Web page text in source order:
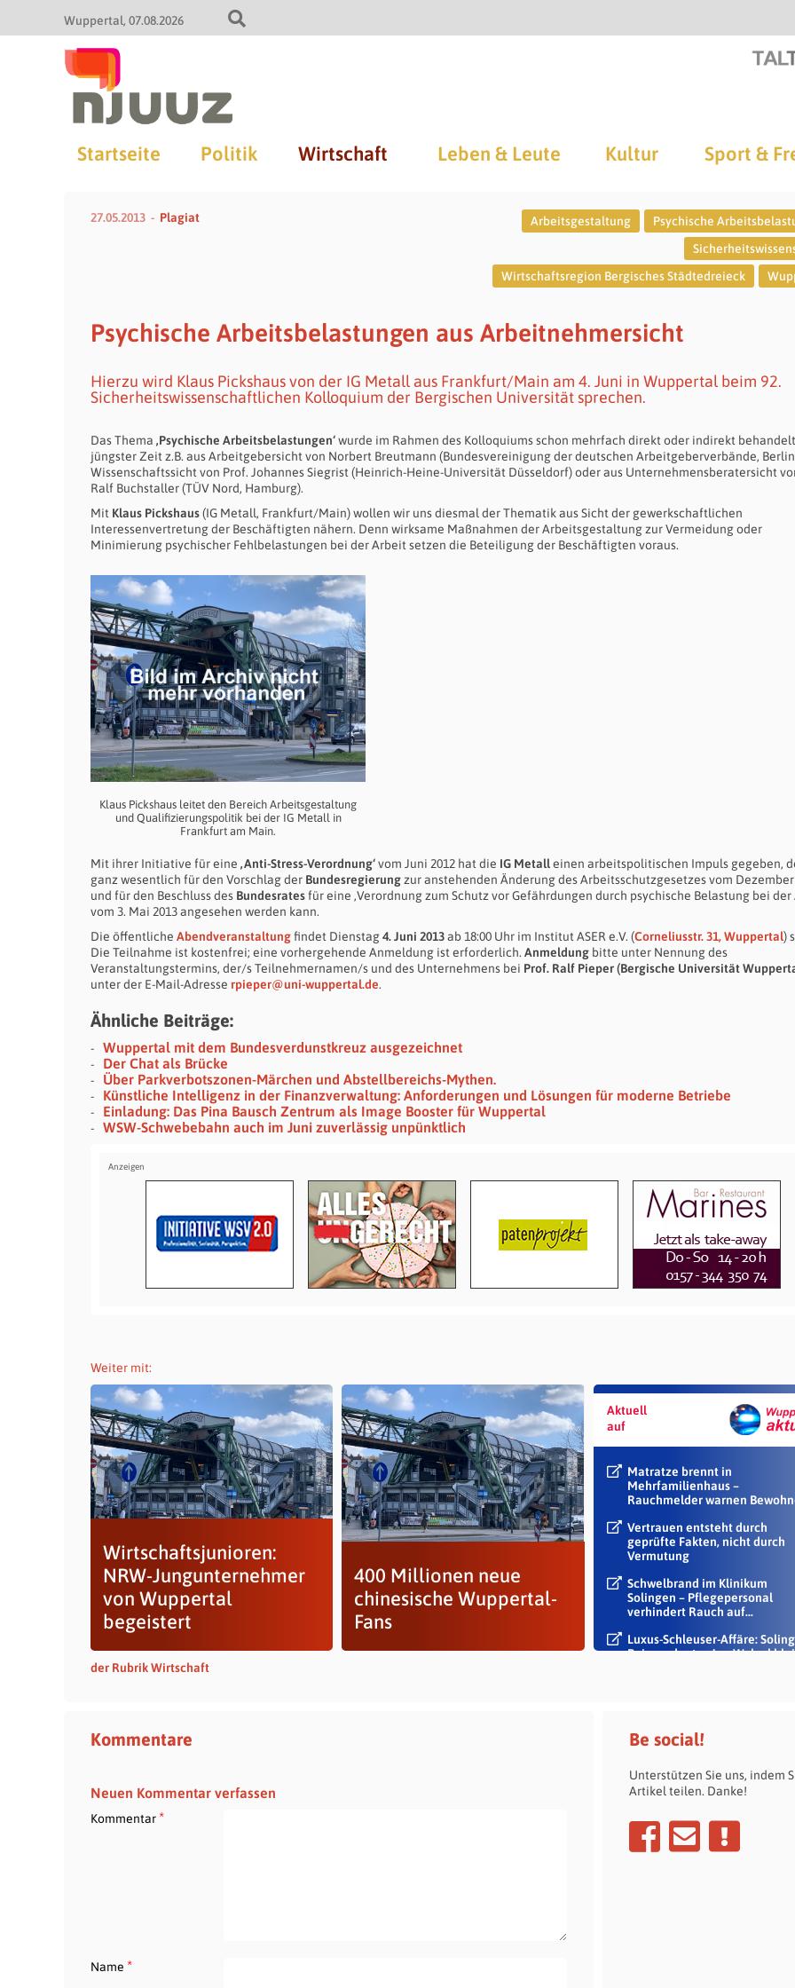
Wuppertal 07.08.2026
Startseite Politik Wirtschaft Leben & Leute Kultur Sport &
27.05.2013 Plagiat Arbeitsgestaltung
Psychische
Wirtschaftsregion Bergisches Städtedreieck
Psychische Arbeitsbelastungen aus Arbeitnehmersicht
Hierzu wird Klaus Pickshaus von der IG Metall aus Frankfurt/Main am 4. Juni in Wuppertal beim 92.
Sicherheitswissenschaftlichen Kolloquium der Bergischen Universität sprechen.
Das Thema ‚Psychische Arbeitsbelastungen‘wurde im Rahmen des Kolloquiums schon mehrfach direkt oder indirekt
jüngster Zeit z.B. aus Arbeitgebersicht von Norbert Breutmann (Bundesvereinigung der deutschen Arbeitgeberverbände,
Wissenschaftssicht von Prof. Johannes Siegrist (Heinrich-Heine-Universität Düsseldorf) oder aus Unternehmensberatersicht
Ralf Buchstaller (TÜV Nord, Hamburg).
Mit Klaus Pickshaus(IG Metall, Frankfurt/Main) wollen wir uns diesmal der Thematik aus Sicht der gewerkschaftlichen
Interessenvertretung der Beschäftigten nähern. Denn wirksame Maßnahmen der Arbeitsgestaltung zur Vermeidung oder
Minimierung psychischer Fehlbelastungen bei der Arbeit setzen die Beteiligung der Beschäftigten voraus.
Klaus Pickshaus leitet den Bereich Arbeitsgestaltung
und Qualifizierungspolitik bei der IG Metall in
Frankfurt am Main.
Mit ihrer Initiative für eine ‚Anti-Stress-Verordnung‘vom Juni 2012 hat die IG Metalleinen arbeitspolitischen Impuls gegeben,
ganz wesentlich für den Vorschlag der Bundesregierung zur anstehenden Änderung des Arbeitsschutzgesetzes vom Dezember
und für den Beschluss des Bundesratesfür eine ‚Verordnung zum Schutz vor Gefährdungen durch psychische Belastung bei der
vom 3. Mai 2013 angesehen werden kann.
Die öffentliche Abendveranstaltungfindet Dienstag4. Juni 2013ab 18:00 Uhr im Institut ASER e.V. (Corneliusstr. 31, Wuppertal)
Die Teilnahme ist kostenfrei; eine vorhergehende Anmeldung ist erforderlich. Anmeldung bitte unter Nennung des
Veranstaltungstermins, der/s Teilnehmernamen/s und des Unternehmens bei Prof. Ralf Pieper (Bergische Universität
unter der E-Mail-Adresse rpieper@uni-wuppertal.de.
Ähnliche Beiträge:
Wuppertal mit dem Bundesverdunstkreuz ausgezeichnet
Der Chat als Brücke
Über Parkverbotszonen-Märchen und Abstellbereichs-Mythen.
Künstliche Intelligenz in der Finanzverwaltung: Anforderungen und Lösungen für moderne Betriebe
Einladung: Das Pina Bausch Zentrum als Image Booster für Wuppertal
WSW-Schwebebahn auch im Juni zuverlässig unpünktlich
Weiter mit:
Wirtschaftsjunioren:
NRW-Jungunternehmer
von Wuppertal
begeistert
400 Millionen neue
chinesische Wuppertal-
Fans
Aktuell
auf
Matratze brennt in
Mehrfamilienhaus –
Rauchmelder warnen
Vertrauen entsteht durch
geprüfte Fakten, nicht durch
Vermutung
Schwelbrand im Klinikum
Solingen – Pflegepersonal
verhindert Rauch auf...
Luxus-Schleuser-Affäre:
Beigeordneter Jan Welzel
der Rubrik Wirtschaft
Kommentare
Neuen Kommentar verfassen
Kommentar*
Name *
Be social!
Unterstützen Sie uns, indem
Artikel teilen. Danke!